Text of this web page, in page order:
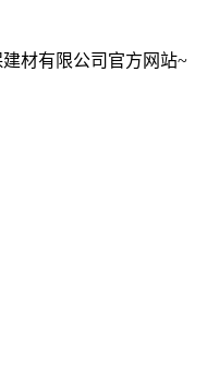
材有限公司官方网站~